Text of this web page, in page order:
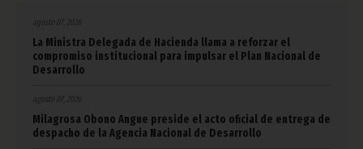
agosto 07, 2026
La Ministra Delegada de Hacienda llama a reforzar el
compromiso institucional para impulsar el Plan Nacional de
Desarrollo
agosto 07, 2026
Milagrosa Obono Angue preside el acto oficial de entrega de
despacho de la Agencia Nacional de Desarrollo